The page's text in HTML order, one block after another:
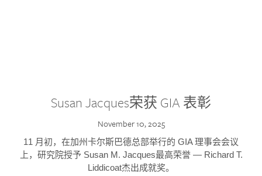
Susan Jacques荣获 GIA 表彰
November 10, 2025
11 月初，在加州卡尔斯巴德总部举行的 GIA 理事会会议
上，研究院授予 Susan M. Jacques最高荣誉 — Richard T.
Liddicoat杰出成就奖。